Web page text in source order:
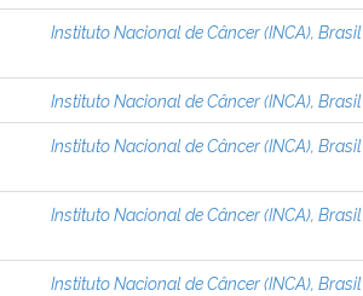
Instituto Nacional de Câncer (INCA), Brasil
Instituto Nacional de Câncer (INCA), Brasil
Instituto Nacional de Câncer (INCA), Brasil
Instituto Nacional de Câncer (INCA), Brasil
Instituto Nacional de Câncer (INCA), Brasil